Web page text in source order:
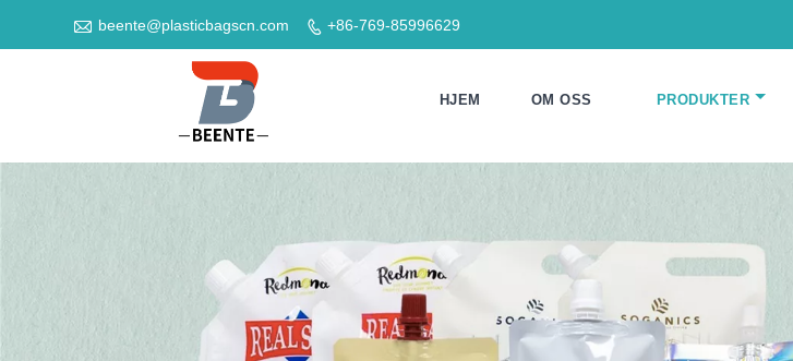
 beente@plasticbagscn.com  +86-769-85996629
HJEM OM OSS PRODUKTER